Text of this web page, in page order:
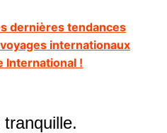
dernières tendances
internationaux
International !